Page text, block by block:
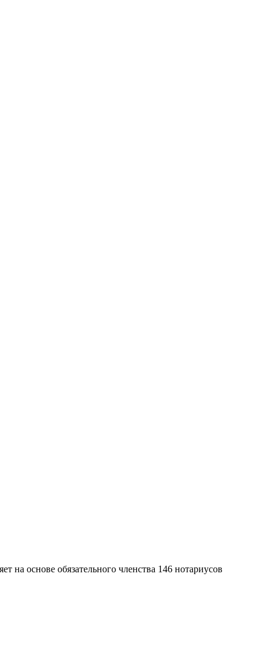
на основе обязательного членства 146 нотариусов